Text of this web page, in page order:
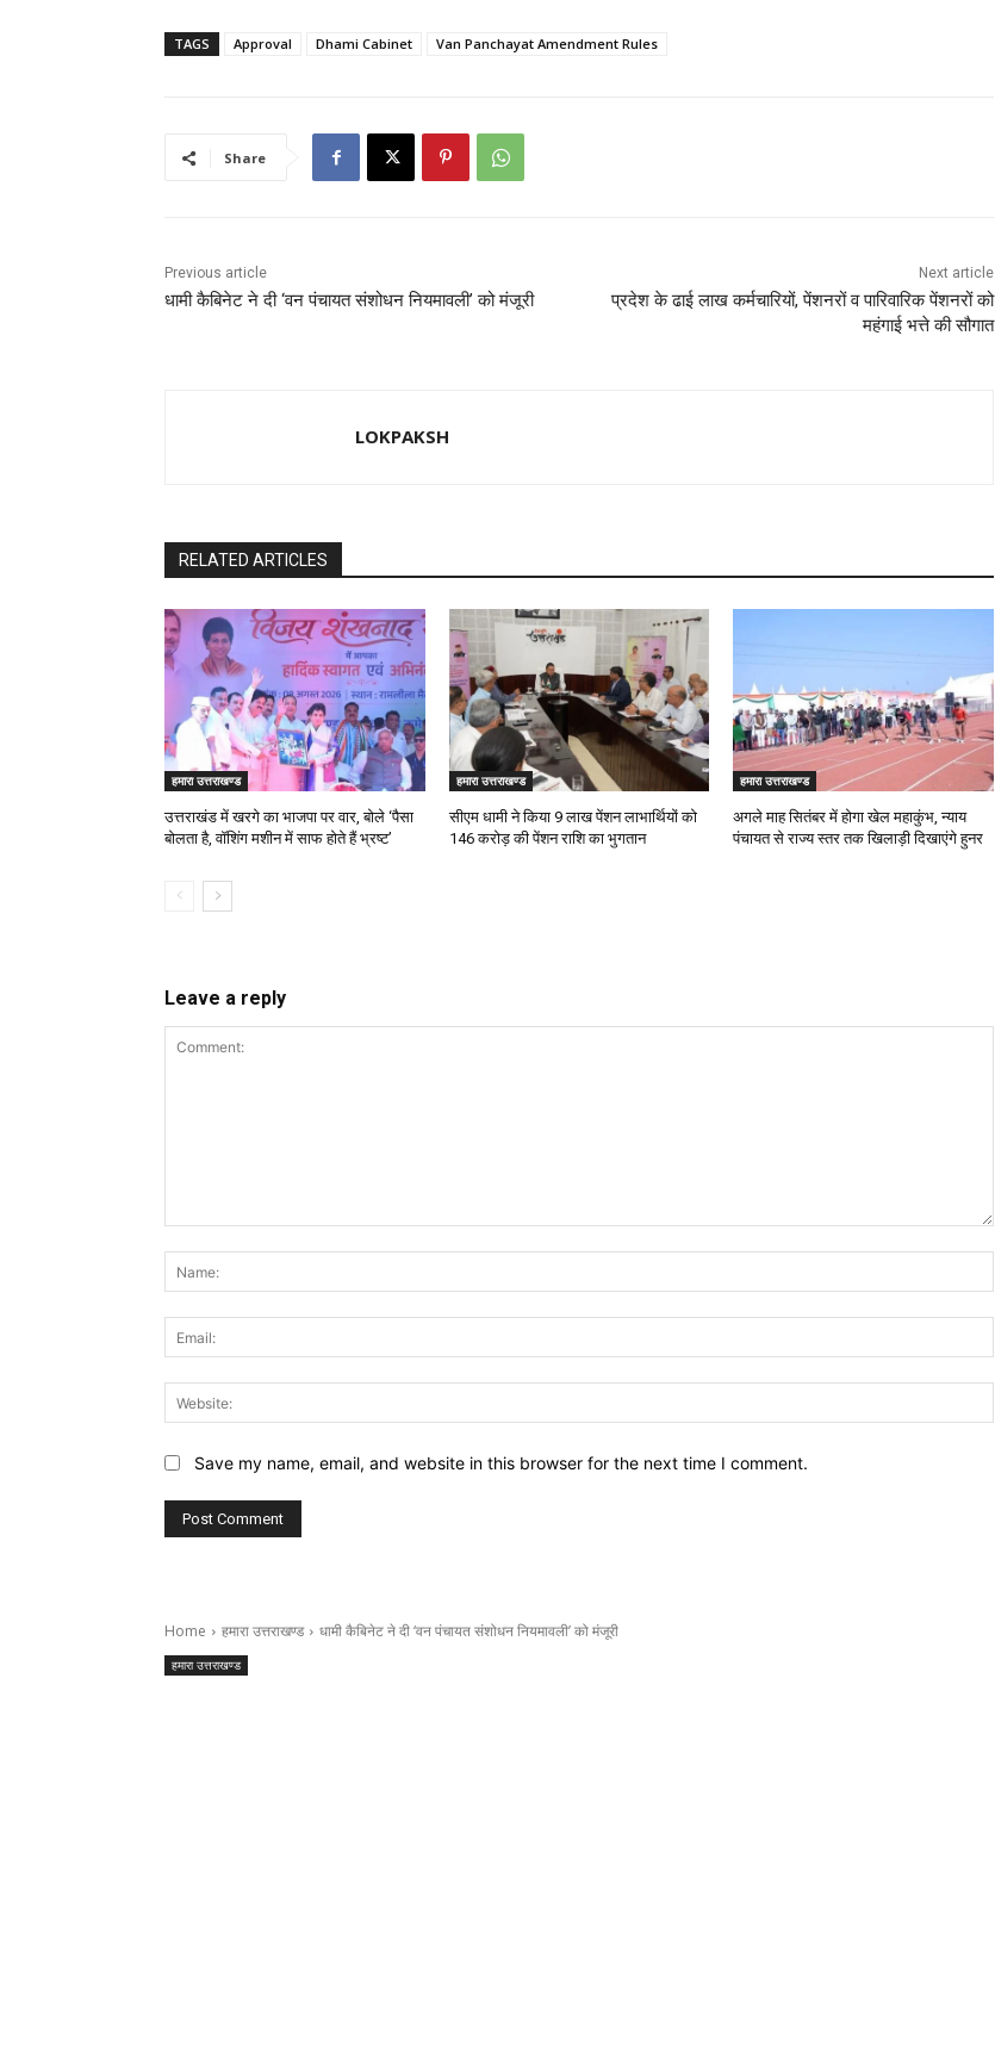
c
o
st
o
ai ar
TAGS Approval Dhami Cabinet Van Panchayat Amendment Rules
Share
Previous article
धामी कैबिनेट ने दी ‘वन पंचायत संशोधन नियमावली’ को मंजूरी
Next article
प्रदेश के ढाई लाख कर्मचारियों, पेंशनरों व पारिवारिक पेंशनरों को
महंगाई भत्ते की सौगात
LOKPAKSH
RELATED ARTICLES
हमारा उत्तराखण्ड
उत्तराखंड में खरगे का भाजपा पर वार, बोले ‘पैसा
बोलता है, वॉशिंग मशीन में साफ होते हैं भ्रष्ट’
हमारा उत्तराखण्ड
सीएम धामी ने किया 9 लाख पेंशन लाभार्थियों को ₹
146 करोड़ की पेंशन राशि का भुगतान
हमारा उत्तराखण्ड
अगले माह सितंबर में होगा खेल महाकुंभ, न्याय
पंचायत से राज्य स्तर तक खिलाड़ी दिखाएंगे हुनर
Leave a reply
Save my name, email, and website in this browser for the next time I comment.